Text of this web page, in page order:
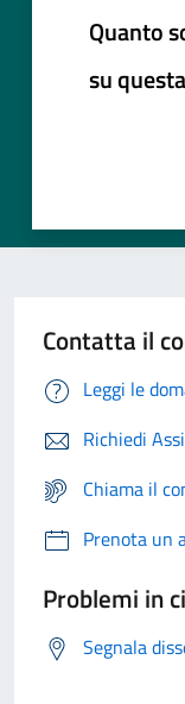
Quanto
su
Contatta il
Leggi le
Richiedi
Chiama il
Prenota un
Problemi in
Segnala